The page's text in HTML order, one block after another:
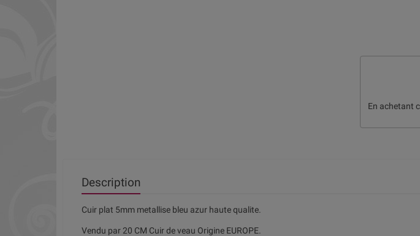
En achetant
Description
Cuir plat 5mm metallise bleu azur haute qualite.
Vendu par 20 CM Cuir de veau Origine EUROPE.